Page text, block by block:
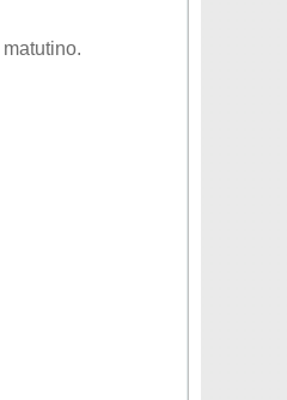
matutino.